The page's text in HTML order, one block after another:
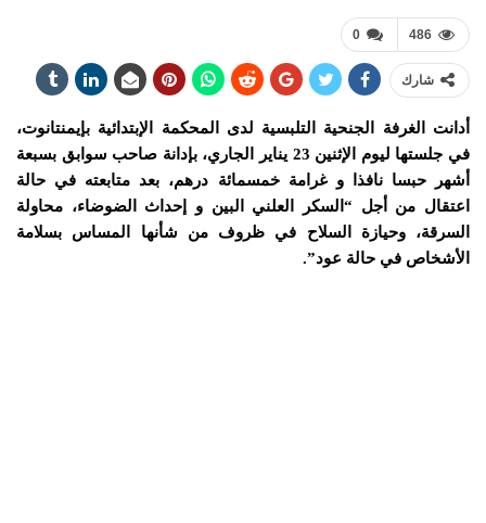
0 486
شارك
أدانت الغرفة الجنحية التلبسية لدى المحكمة الإبتدائية بإيمنتانوت،
في جلستها ليوم الإثنين 23 يناير الجاري، بإدانة صاحب سوابق بسبعة
أشهر حبسا نافذا و غرامة خمسمائة درهم، بعد متابعته في حالة
اعتقال من أجل “السكر العلني البين و إحداث الضوضاء، محاولة
السرقة، وحيازة السلاح في ظروف من شأنها المساس بسلامة
الأشخاص في حالة عود”.